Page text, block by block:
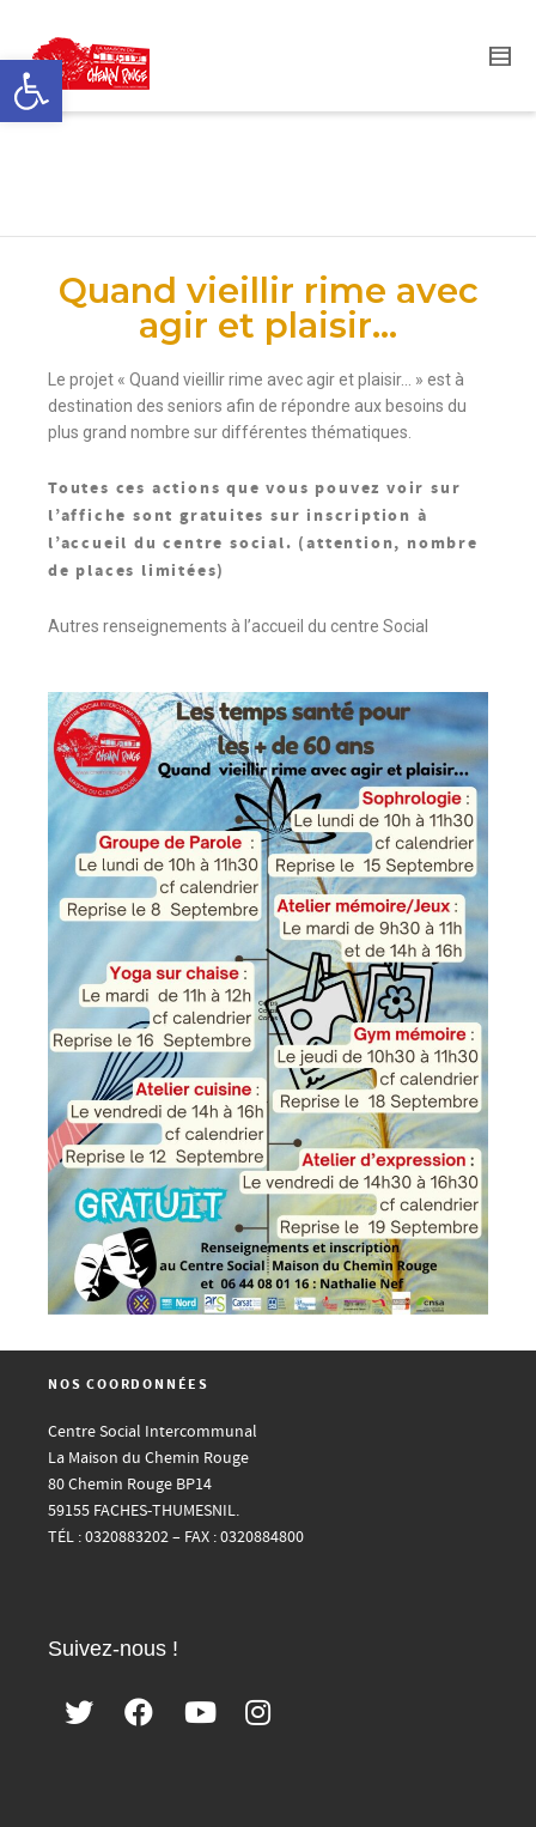
Ouvrir la barre d’outils
Quand vieillir rime avec
agir et plaisir...
Le projet « Quand vieillir rime avec agir et plaisir… » est à
destination des seniors afin de répondre aux besoins du
plus grand nombre sur différentes thématiques.
Toutes ces actions que vous pouvez voir sur
l’affiche sont gratuites sur inscription à
l’accueil du centre social. (attention, nombre
de places limitées)
Autres renseignements à l’accueil du centre Social
NOS COORDONNÉES
Centre Social Intercommunal
La Maison du Chemin Rouge
80 Chemin Rouge BP14
59155 FACHES-THUMESNIL.
TÉL : 0320883202 – FAX : 0320884800
Suivez-nous !